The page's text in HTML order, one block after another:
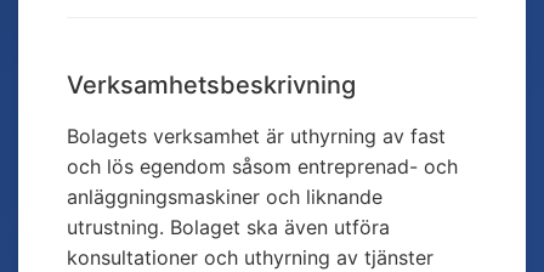
Verksamhetsbeskrivning
Bolagets verksamhet är uthyrning av fast
och lös egendom såsom entreprenad- och
anläggningsmaskiner och liknande
utrustning. Bolaget ska även utföra
konsultationer och uthyrning av tjänster